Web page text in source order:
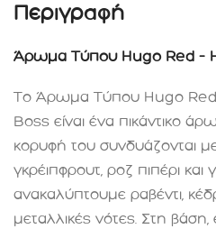
Περιγραφή
Άρωμα Τύπου Hugo Red –
Το Άρωμα Τύπου Hugo Red
Boss είναι ένα πικάντικο
κορυφή του συνδυάζονται
γκρέιπφρουτ, ροζ πιπέρι
ανακαλύπτουμε ραβέντι,
μεταλλικές νότες. Στη βάση,